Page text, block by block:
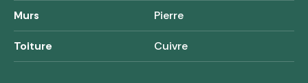
Murs Pierre
Toiture Cuivre